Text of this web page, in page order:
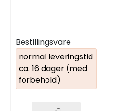
Bestillingsvare
normal leveringstid
ca. 16 dager (med
forbehold)